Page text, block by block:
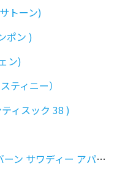
トーン)
ポン )
ン)
ティニー）
ィスック 38 )
ディー アパートメント )